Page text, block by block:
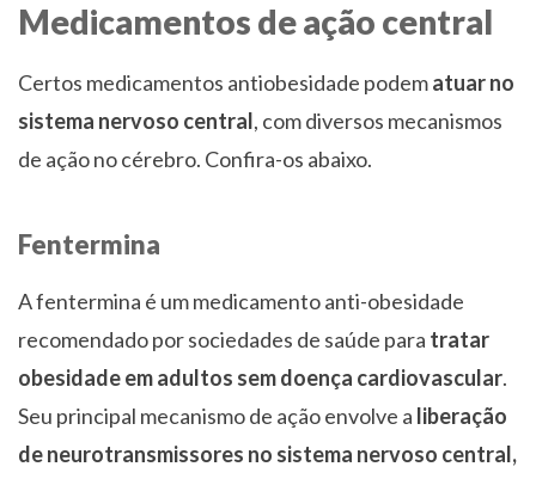
Medicamentos de ação central
Certos medicamentos antiobesidade podematuar no
sistema nervoso central, com diversos mecanismos
de ação no cérebro. Confira-os abaixo.
Fentermina
A fentermina é um medicamento anti-obesidade
recomendado por sociedades de saúde para tratar
obesidade em adultos sem doença cardiovascular.
Seu principal mecanismo de ação envolve a liberação
de neurotransmissores no sistema nervoso central,